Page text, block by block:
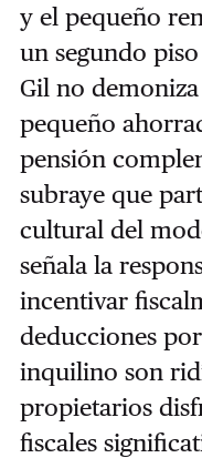
y el pequeño
un segundo
Gil no
pequeño
pensión
subraye que
cultural del
señala la
incentivar
deducciones
inquilino son
propietarios
fiscales